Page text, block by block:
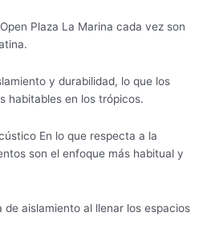
Plaza La Marina cada vez son
y durabilidad, lo que los
habitables en los trópicos.
En lo que respecta a la
son el enfoque más habitual y
aislamiento al llenar los espacios